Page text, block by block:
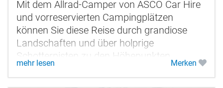
Mit dem Allrad-Camper von ASCO Car Hire
und vorreservierten Campingplätzen
können Sie diese Reise durch grandiose
Landschaften und über holprige
Schotterpisten zu den Höhepunkten
Namibias entspannt genießen. Und das
alles im eigenen...
mehr lesen Merken